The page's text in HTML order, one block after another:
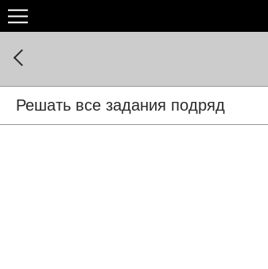
Решать все задания подряд